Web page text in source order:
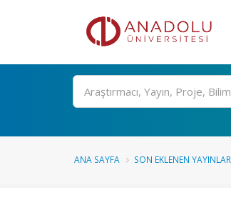
Ara
ANA SAYFA SON EKLENEN YAYINLAR